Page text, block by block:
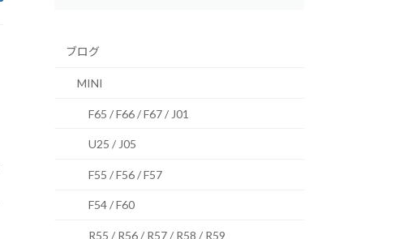
ブログ
MINI
F65 / F66 / F67 / J01
U25 / J05
F55 / F56 / F57
F54 / F60
R55 / R56 / R57 / R58 / R59